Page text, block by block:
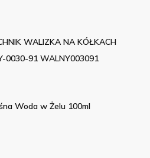
WALIZKA NA KÓŁKACH
0030-91 WALNY003091
Woda w Żelu 100ml